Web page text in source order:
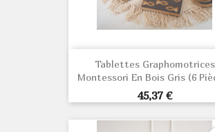
Tablettes Graphomotrices
Montessori En Bois Gris (6
Prix
45,37 €